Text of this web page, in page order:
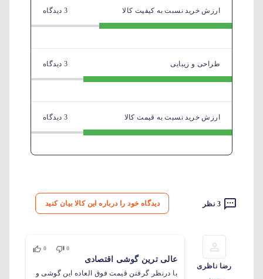
ارزش خرید نسبت به کیفیت کالا 3 دیدگاه
طراحی و زیبایی 3 دیدگاه
ارزش خرید نسبت به قیمت کالا 3 دیدگاه
3 نظر دیدگاه خود را درباره این کالا بیان کنید
رضا ناظری
0
0
عالی ترین گوشی اقتصادی
با درنظر گرفتن قیمت فوق العاده این گوشی و